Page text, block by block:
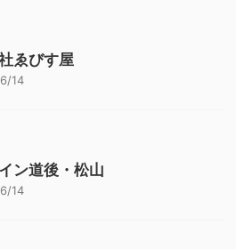
ゑびす屋
14
ン道後・松山
14